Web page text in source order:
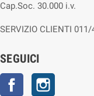
Cap.Soc. 30.000 i.v.
SERVIZIO CLIENTI
SEGUICI
Facebook